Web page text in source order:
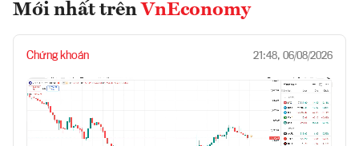
Mới nhất trên VnEconomy
Chứng khoán 21:48, 06/08/2026